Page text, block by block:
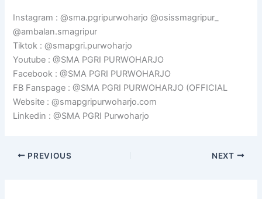
Instagram : @sma.pgripurwoharjo @osissmagripur_
@ambalan.smagripur
Tiktok : @smapgri.purwoharjo
Youtube : @SMA PGRI PURWOHARJO
Facebook : @SMA PGRI PURWOHARJO
FB Fanspage : @SMA PGRI PURWOHARJO (OFFICIAL
Website : @smapgripurwoharjo.com
Linkedin : @SMA PGRI Purwoharjo
PREVIOUS NEXT